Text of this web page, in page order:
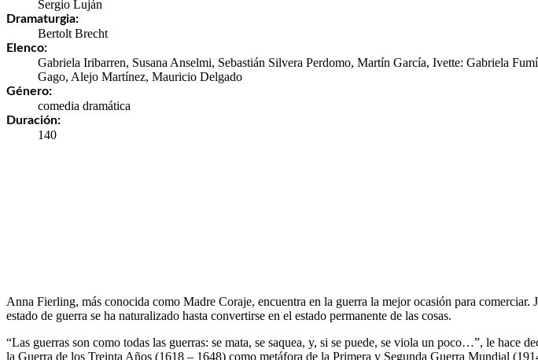
Sergio Luján
Dramaturgia:
Bertolt Brecht
Elenco:
Gabriela Iribarren, Susana Anselmi, Sebastián Silvera Perdomo, Martín García, Ivette: Gabriela
Gago, Alejo Martínez, Mauricio Delgado
Género:
comedia dramática
Duración:
140
Anna Fierling, más conocida como Madre Coraje, encuentra en la guerra la mejor ocasión para
estado de guerra se ha naturalizado hasta convertirse en el estado permanente de las cosas.
“Las guerras son como todas las guerras: se mata, se saquea, y, si se puede, se viola un poco…”, le
la Guerra de los Treinta Años (1618 – 1648) como metáfora de la Primera y Segunda Guerra Mundial